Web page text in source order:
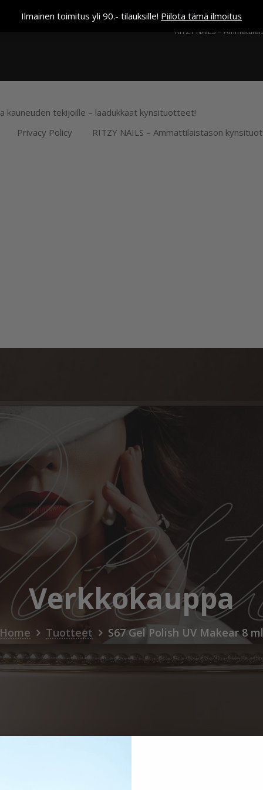
Ilmainen toimitus yli 90.- tilauksille! Piilota tämä ilmoitusKassa
RITZY NAILS –
kauneuden tekijöille – laadukkaat kynsituotteet!
Privacy Policy
RITZY NAILS – Ammattilaistason
Verkkokauppa
Home Tuotteet S67 Gel Polish UV Makear 8 ml